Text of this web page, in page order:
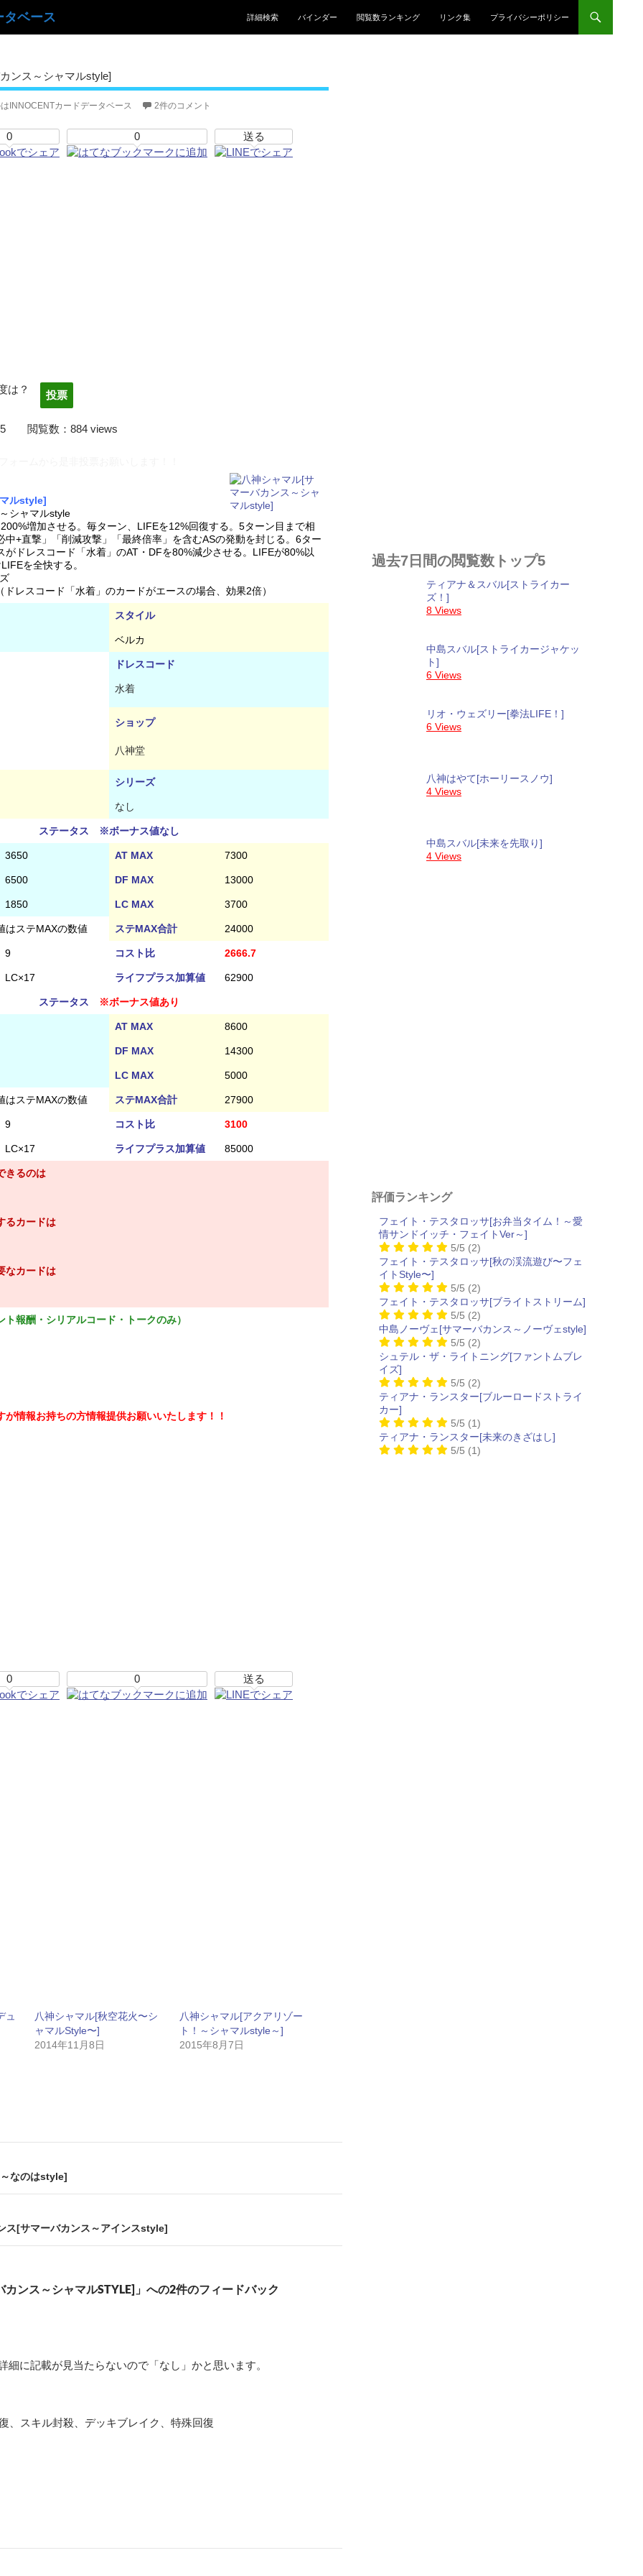
タベース
詳細検索
バインダー 閲覧数ランキング リンク集 プライバシーポリシー
ンス～シャマルstyle]
INNOCENTカードデータベース 2件のコメント
0 0 送る
は？
03/05 閲覧数：884 views
ルstyle]
シャマルstyle
増加させる。毎ターン、LIFEを12%回復する。5ターン目まで相
中+直撃」「削減攻撃」「最終倍率」を含むASの発動を封じる。6ター
がドレスコード「水着」のAT・DFを80%減少させる。LIFEが80%以
を全快する。
レスコード「水着」のカードがエースの場合、効果2倍）
スタイル
ベルカ
ドレスコード
水着
ショップ
八神堂
シリーズ
なし
ステータス ※ボーナス値なし
3650 AT MAX 7300
6500 DF MAX 13000
1850 LC MAX 3700
はステMAXの数値 ステMAX合計 24000
9 コスト比 2666.7
LC×17 ライフプラス加算値 62900
ステータス ※ボーナス値あり
AT MAX 8600
DF MAX 14300
LC MAX 5000
はステMAXの数値 ステMAX合計 27900
9 コスト比 3100
LC×17 ライフプラス加算値 85000
きるのは
るカードは
なカードは
報酬・シリアルコード・トークのみ）
が情報お持ちの方情報提供お願いいたします！！
0 0 送る
ュ
八神シャマル[秋空花火〜シ
ャマルStyle〜]
2014年11月8日
八神シャマル[アクアリゾー
ト！～シャマルstyle～]
2015年8月7日
なのはstyle]
ス[サマーバカンス～アインスstyle]
ンス～シャマルSTYLE]」への2件のフィードバック
細に記載が見当たらないので「なし」かと思います。
、スキル封殺、デッキブレイク、特殊回復
過去7日間の閲覧数トップ5
ティアナ＆スバル[ストライカー
ズ！]
8 Views
中島スバル[ストライカージャケッ
ト]
6 Views
リオ・ウェズリー[拳法LIFE！]
6 Views
八神はやて[ホーリースノウ]
4 Views
中島スバル[未来を先取り]
4 Views
評価ランキング
フェイト・テスタロッサ[お弁当タイム！～愛
情サンドイッチ・フェイトVer～]
5/5 (2)
フェイト・テスタロッサ[秋の渓流遊び〜フェ
イトStyle〜]
5/5 (2)
フェイト・テスタロッサ[ブライトストリーム]
5/5 (2)
中島ノーヴェ[サマーバカンス～ノーヴェstyle]
5/5 (2)
シュテル・ザ・ライトニング[ファントムブレ
イズ]
5/5 (2)
ティアナ・ランスター[ブルーロードストライ
カー]
5/5 (1)
ティアナ・ランスター[未来のきざはし]
5/5 (1)